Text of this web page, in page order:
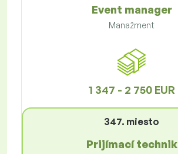
Event manager
Manažment
1 347 - 2 750 EUR
347. miesto
Prijímací technik